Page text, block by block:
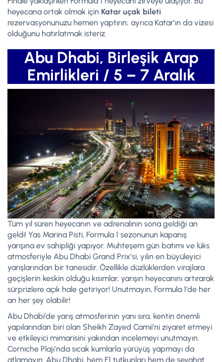
heyecana ortak olmak için Katar uçak bileti
rezervasyonunuzu hemen yaptırın; ayrıca Katar’ın da vizesi
olduğunu hatırlatmak isteriz.
Abu Dhabi, Birleşik Arap
Emirlikleri / 5 – 7 Aralık
Tüm yıl süren heyecanın ve adrenalinin sona geldiği an
geldi! Yas Marina Pisti, Formula 1 sezonunun kapanış
yarışına ev sahipliği yapıyor. Muhteşem gün batımı ve lüks
atmosferiyle Abu Dhabi Grand Prix’si, yılın en büyüleyici
yarışlarından bir tanesidir. Özellikle düzlüklerden virajlara
geçişlerin keskin olduğu kısımlar, yarışın heyecanını artırarak
sürprizlere açık hale getiriyor! Unutmayın, Formula 1’de her
an her şey olabilir!
Abu Dhabi’de yarış atmosferinin yanı sıra, kentin önemli
yapılarından biri olan Sheikh Zayed Camii’ni ziyaret etmeyi
ve etkileyici mimarisini yakından incelemeyi unutmayın.
Corniche Plajı’nda sıcak kumlarla yürüyüş yapmayı da
atlamayın. Abu Dhabi, hem F1 tutkunları hem de seyahat